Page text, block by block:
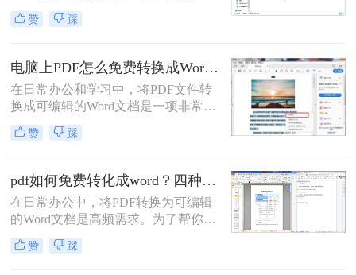
PDF 往往又需要修改内容，这时就不
得不将 PDF 再转回 Word。然而，很
错乱，要么工具捆绑广告，甚至文件
受损。那么 PDF 如何改成 Word 文
档？本文从 转换质量、操作难度、文
件安全、批量能力 四个维度，对比三
种主流方法，帮助您快速选出最合适
的那一种。
赞 踩
电脑上PDF怎么免费转换成Word？四种方法对比与实操指南（附详细表格）!
在日常办公和学习中，将PDF文件转
换成可编辑的Word文档是一项非常高
频的需求。PDF虽然版式固定、不易
篡改，但编辑修改较为困难，而Word
为了帮你快速选出最适合自己的转换
方式，下表汇总了四种主流免费方法
的核心差异：
赞 踩
pdf如何免费转化成word？四种方法对比与实操指南（附详细表格）
在日常办公中，将PDF转换为可编辑
的Word文档是高频需求。为了帮你快
速选出最适合自己的方案，下表汇总
了四种主流免费方法的核心差异：
赞 踩